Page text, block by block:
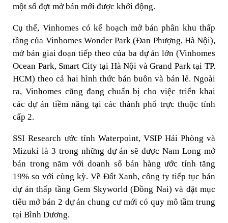
một số đợt mở bán mới được khởi động.
Cụ thể, Vinhomes có kế hoạch mở bán phân khu thấp
tầng của Vinhomes Wonder Park (Đan Phượng, Hà Nội),
mở bán giai đoạn tiếp theo của ba dự án lớn (Vinhomes
Ocean Park, Smart City tại Hà Nội và Grand Park tại TP.
HCM) theo cả hai hình thức bán buôn và bán lẻ. Ngoài
ra, Vinhomes cũng đang chuẩn bị cho việc triển khai
các dự án tiềm năng tại các thành phố trực thuộc tỉnh
cấp 2.
SSI Research ước tính Waterpoint, VSIP Hải Phòng và
Mizuki là 3 trong những dự án sẽ được Nam Long mở
bán trong năm với doanh số bán hàng ước tính tăng
19% so với cùng kỳ. Về Đất Xanh, công ty tiếp tục bán
dự án thấp tầng Gem Skyworld (Đồng Nai) và đặt mục
tiêu mở bán 2 dự án chung cư mới có quy mô tầm trung
tại Bình Dương.